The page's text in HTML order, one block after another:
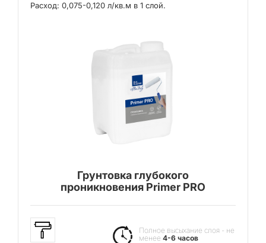
Расход: 0,075-0,120 л/кв.м в 1 слой.
Грунтовка глубокого
проникновения Primer PRO
Полное высыхание слоя - не
менее4-6 часов